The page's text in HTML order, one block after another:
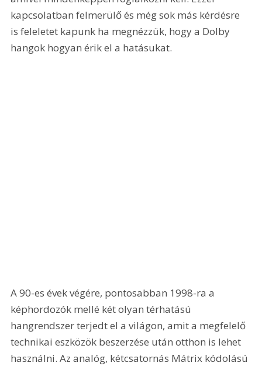
kapcsolatban felmerülő és még sok más kérdésre
is feleletet kapunk ha megnézzük, hogy a Dolby
hangok hogyan érik el a hatásukat.
A 90-es évek végére, pontosabban 1998-ra a
képhordozók mellé két olyan térhatású
hangrendszer terjedt el a világon, amit a megfelelő
technikai eszközök beszerzése után otthon is lehet
használni. Az analóg, kétcsatornás Mátrix kódolású